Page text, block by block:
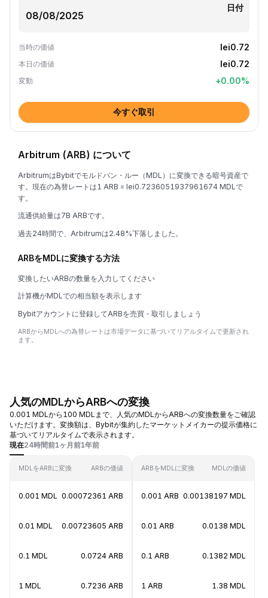
日付
当時の価値 lei0.72
本日の価値 lei0.72
変動 +0.00%
今すぐ取引
Arbitrum (ARB) について
ArbitrumはBybitでモルドバン・ルー（MDL）に変換できる暗号資産で
す。現在の為替レートは1 ARB = lei0.7236051937961674 MDLで
す。
流通供給量は7B ARBです。
過去24時間で、Arbitrumは2.48%下落しました。
ARBをMDLに変換する方法
変換したいARBの数量を入力してください
計算機がMDLでの相当額を表示します
Bybitアカウントに登録してARBを売買・取引しましょう
ARBからMDLへの為替レートは市場データに基づいてリアルタイムで更新され
ます。
人気のMDLからARBへの変換
0.001 MDLから100 MDLまで、人気のMDLからARBへの変換数量をご確認
いただけます。変換額は、Bybitが集約したマーケットメイカーの提示価格に
基づいてリアルタイムで表示されます。
現在24時間前1ヶ月前1年前
MDLをARBに変換 ARBの価値
0.001 MDL 0.00072361 ARB
0.01 MDL 0.00723605 ARB
0.1 MDL 0.0724 ARB
1 MDL 0.7236 ARB
ARBをMDLに変換 MDLの価値
0.001 ARB 0.00138197 MDL
0.01 ARB 0.0138 MDL
0.1 ARB 0.1382 MDL
1 ARB 1.38 MDL